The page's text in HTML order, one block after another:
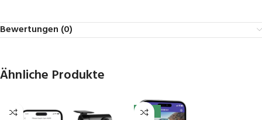
Bewertungen (0)
Ähnliche Produkte
-29%